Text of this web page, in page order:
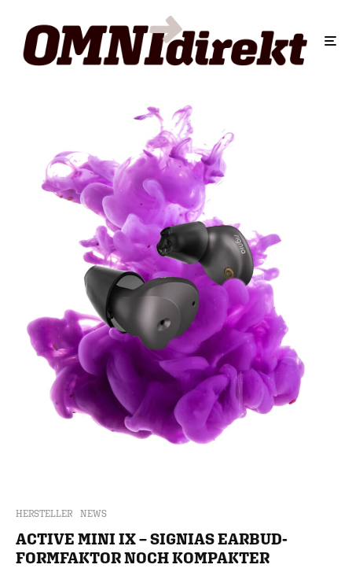
HERSTELLER NEWS
ACTIVE MINI IX – SIGNIAS EARBUD-
FORMFAKTOR NOCH KOMPAKTER